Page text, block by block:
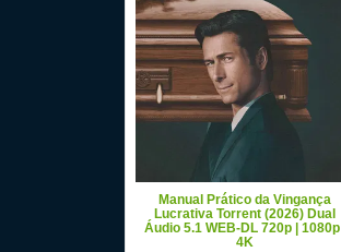
Manual Prático da Vingança
Lucrativa Torrent (2026) Dual
Áudio 5.1 WEB-DL 720p | 1080p |
4K